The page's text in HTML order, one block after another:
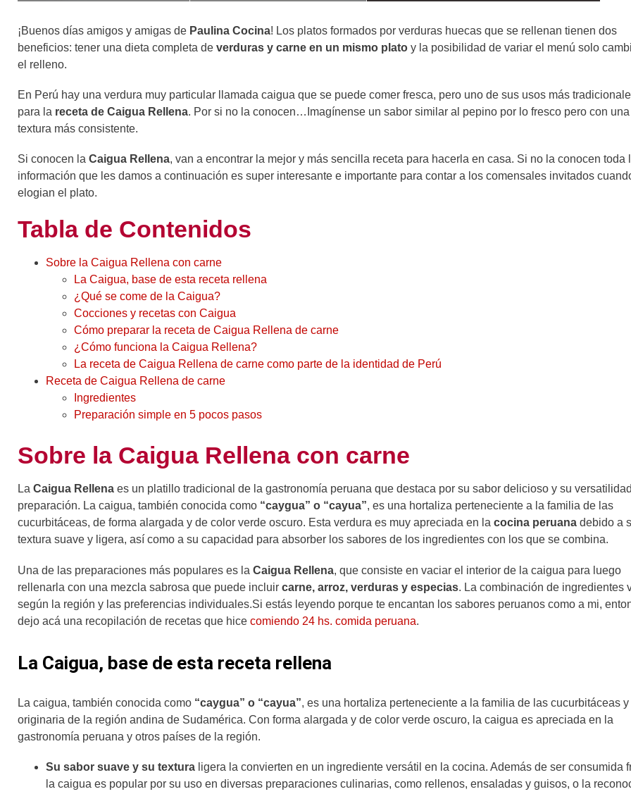
¡Buenos días amigos y amigas de Paulina Cocina! Los platos formados por verduras huecas que se rellenan tienen dos
beneficios: tener una dieta completa de verduras y carne en un mismo plato y la posibilidad de variar el menú solo
el relleno.
En Perú hay una verdura muy particular llamada caigua que se puede comer fresca, pero uno de sus usos más
para la receta de Caigua Rellena. Por si no la conocen…Imagínense un sabor similar al pepino por lo fresco pero con una
textura más consistente.
Si conocen la Caigua Rellena, van a encontrar la mejor y más sencilla receta para hacerla en casa. Si no la conocen toda
información que les damos a continuación es super interesante e importante para contar a los comensales invitados
elogian el plato.
Tabla de Contenidos
Sobre la Caigua Rellena con carne
La Caigua, base de esta receta rellena
¿Qué se come de la Caigua?
Cocciones y recetas con Caigua
Cómo preparar la receta de Caigua Rellena de carne
¿Cómo funciona la Caigua Rellena?
La receta de Caigua Rellena de carne como parte de la identidad de Perú
Receta de Caigua Rellena de carne
Ingredientes
Preparación simple en 5 pocos pasos
Sobre la Caigua Rellena con carne
La Caigua Rellena es un platillo tradicional de la gastronomía peruana que destaca por su sabor delicioso y su
preparación. La caigua, también conocida como “caygua” o “cayua”, es una hortaliza perteneciente a la familia de las
cucurbitáceas, de forma alargada y de color verde oscuro. Esta verdura es muy apreciada en la cocina peruana debido a
textura suave y ligera, así como a su capacidad para absorber los sabores de los ingredientes con los que se combina.
Una de las preparaciones más populares es la Caigua Rellena, que consiste en vaciar el interior de la caigua para luego
rellenarla con una mezcla sabrosa que puede incluir carne, arroz, verduras y especias. La combinación de ingredientes
según la región y las preferencias individuales.Si estás leyendo porque te encantan los sabores peruanos como a mi,
dejo acá una recopilación de recetas que hice comiendo 24 hs. comida peruana.
La Caigua, base de esta receta rellena
La caigua, también conocida como “caygua” o “cayua”, es una hortaliza perteneciente a la familia de las cucurbitáceas y
originaria de la región andina de Sudamérica. Con forma alargada y de color verde oscuro, la caigua es apreciada en la
gastronomía peruana y otros países de la región.
Su sabor suave y su textura ligera la convierten en un ingrediente versátil en la cocina. Además de ser consumida
la caigua es popular por su uso en diversas preparaciones culinarias, como rellenos, ensaladas y guisos, o la